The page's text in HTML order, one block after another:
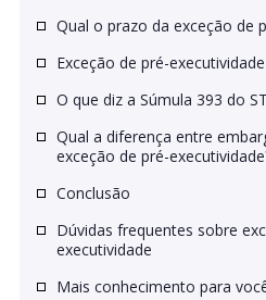
Qual o prazo da exceção de
Exceção de pré-
O que diz a Súmula 393 do
Qual a diferença entre
exceção de pré-
Conclusão
Dúvidas frequentes sobre
executividade
Mais conhecimento para